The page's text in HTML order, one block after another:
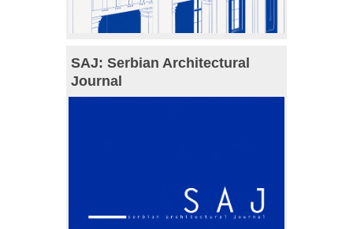
SAJ: Serbian Architectural
Journal